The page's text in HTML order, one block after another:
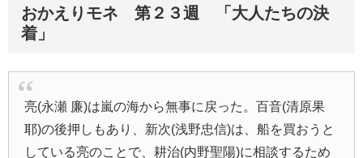
おかえりモネ 第２３週 「大人たちの決
着」
亮(永瀬 廉)は嵐の海から無事に戻った。百音(清原果
耶)の後押しもあり、新次(浅野忠信)は、船を買おうと
している亮のことで、耕治(内野聖陽)に相談するため